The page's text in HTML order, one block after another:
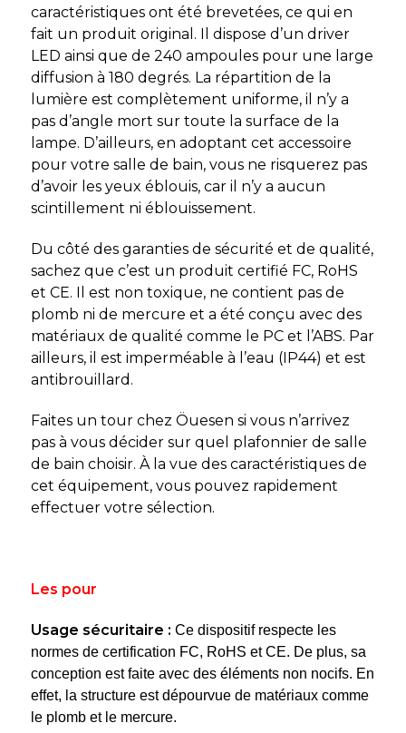
caractéristiques ont été brevetées, ce qui en
fait un produit original. Il dispose d’un driver
LED ainsi que de 240 ampoules pour une large
diffusion à 180 degrés. La répartition de la
lumière est complètement uniforme, il n’y a
pas d’angle mort sur toute la surface de la
lampe. D’ailleurs, en adoptant cet accessoire
pour votre salle de bain, vous ne risquerez pas
d’avoir les yeux éblouis, car il n’y a aucun
scintillement ni éblouissement.
Du côté des garanties de sécurité et de qualité,
sachez que c’est un produit certifié FC, RoHS
et CE. Il est non toxique, ne contient pas de
plomb ni de mercure et a été conçu avec des
matériaux de qualité comme le PC et l’ABS. Par
ailleurs, il est imperméable à l’eau (IP44) et est
antibrouillard.
Faites un tour chez Öuesen si vous n’arrivez
pas à vous décider sur quel plafonnier de salle
de bain choisir. À la vue des caractéristiques de
cet équipement, vous pouvez rapidement
effectuer votre sélection.
Les pour
Usage sécuritaire : Ce dispositif respecte les
normes de certification FC, RoHS et CE. De plus, sa
conception est faite avec des éléments non nocifs. En
effet, la structure est dépourvue de matériaux comme
le plomb et le mercure.